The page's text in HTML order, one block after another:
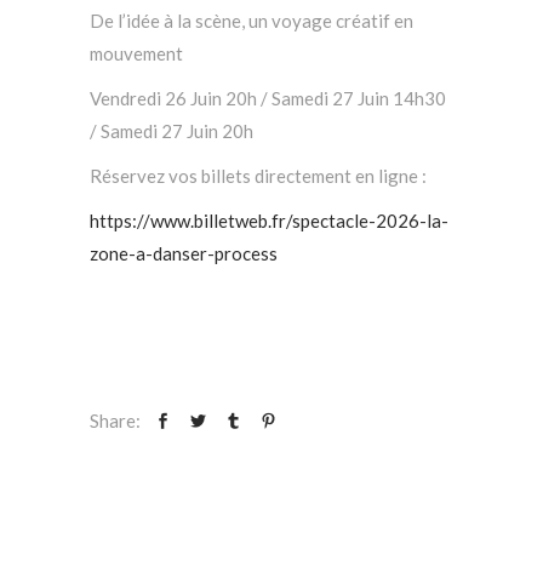
De l’idée à la scène, un voyage créatif en
mouvement
Vendredi 26 Juin 20h / Samedi 27 Juin 14h30
/ Samedi 27 Juin 20h
Réservez vos billets directement en ligne :
https://www.billetweb.fr/spectacle-2026-la-
zone-a-danser-process
Share: